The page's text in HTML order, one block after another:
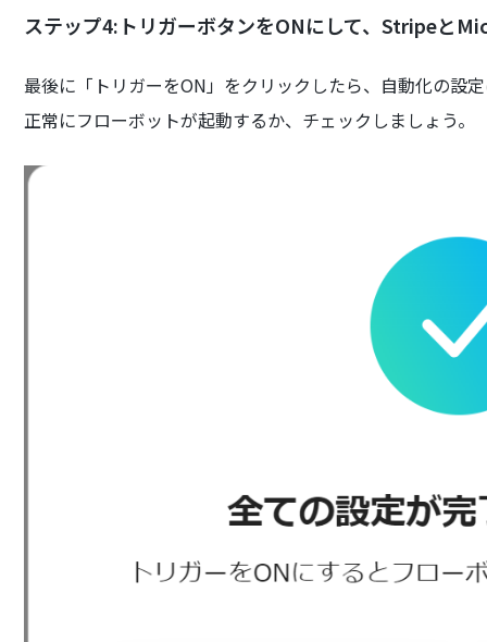
ステップ4:トリガーボタンをONにして、Stripeと
最後に「トリガーをON」をクリックしたら、自動化の設
正常にフローボットが起動するか、チェックしましょう。